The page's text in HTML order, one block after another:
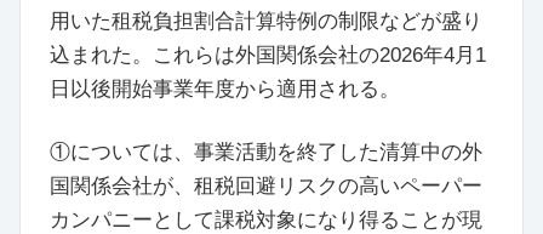
用いた租税負担割合計算特例の制限などが盛り
込まれた。これらは外国関係会社の2026年4月1
日以後開始事業年度から適用される。
①については、事業活動を終了した清算中の外
国関係会社が、租税回避リスクの高いペーパー
カンパニーとして課税対象になり得ることが現